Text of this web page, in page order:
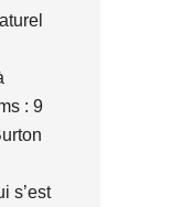
: 9
s’est